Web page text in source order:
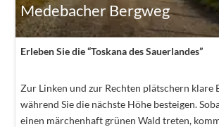
Medebacher Bergweg
Erleben Sie die “Toskana des Sauerlandes”
Zur Linken und zur Rechten plätschern klare
während Sie die nächste Höhe besteigen.
einen märchenhaft grünen Wald treten,